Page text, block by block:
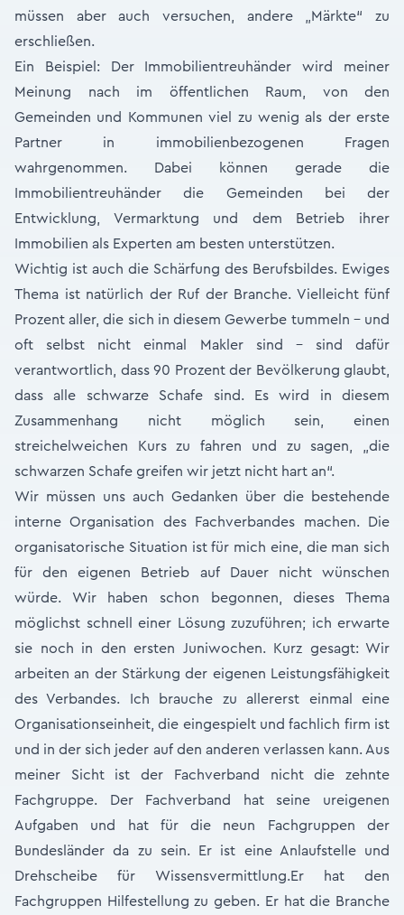
müssen aber auch versuchen, andere „Märkte“ zu
erschließen.
Ein Beispiel: Der Immobilientreuhänder wird meiner
Meinung nach im öffentlichen Raum, von den
Gemeinden und Kommunen viel zu wenig als der erste
Partner in immobilienbezogenen Fragen
wahrgenommen. Dabei können gerade die
Immobilientreuhänder die Gemeinden bei der
Entwicklung, Vermarktung und dem Betrieb ihrer
Immobilien als Experten am besten unterstützen.
Wichtig ist auch die Schärfung des Berufsbildes. Ewiges
Thema ist natürlich der Ruf der Branche. Vielleicht fünf
Prozent aller, die sich in diesem Gewerbe tummeln - und
oft selbst nicht einmal Makler sind - sind dafür
verantwortlich, dass 90 Prozent der Bevölkerung glaubt,
dass alle schwarze Schafe sind. Es wird in diesem
Zusammenhang nicht möglich sein, einen
streichelweichen Kurs zu fahren und zu sagen, „die
schwarzen Schafe greifen wir jetzt nicht hart an“.
Wir müssen uns auch Gedanken über die bestehende
interne Organisation des Fachverbandes machen. Die
organisatorische Situation ist für mich eine, die man sich
für den eigenen Betrieb auf Dauer nicht wünschen
würde. Wir haben schon begonnen, dieses Thema
möglichst schnell einer Lösung zuzuführen; ich erwarte
sie noch in den ersten Juniwochen. Kurz gesagt: Wir
arbeiten an der Stärkung der eigenen Leistungsfähigkeit
des Verbandes. Ich brauche zu allererst einmal eine
Organisationseinheit, die eingespielt und fachlich firm ist
und in der sich jeder auf den anderen verlassen kann. Aus
meiner Sicht ist der Fachverband nicht die zehnte
Fachgruppe. Der Fachverband hat seine ureigenen
Aufgaben und hat für die neun Fachgruppen der
Bundesländer da zu sein. Er ist eine Anlaufstelle und
Drehscheibe für Wissensvermittlung.Er hat den
Fachgruppen Hilfestellung zu geben. Er hat die Branche